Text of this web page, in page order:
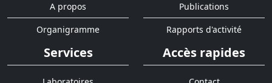
A propos
Organigramme
Publications
Rapports d'activité
Services Accès rapides